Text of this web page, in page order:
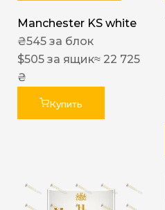
Manchester KS white
₴545 за блок
$505 за ящик≈ 22 725
₴
Купить